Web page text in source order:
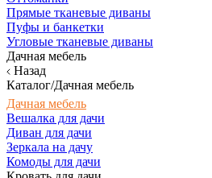
Прямые тканевые диваны
Пуфы и банкетки
Угловые тканевые диваны
Дачная мебель
Назад
Каталог/Дачная мебель
Дачная мебель
Вешалка для дачи
Диван для дачи
Зеркала на дачу
Комоды для дачи